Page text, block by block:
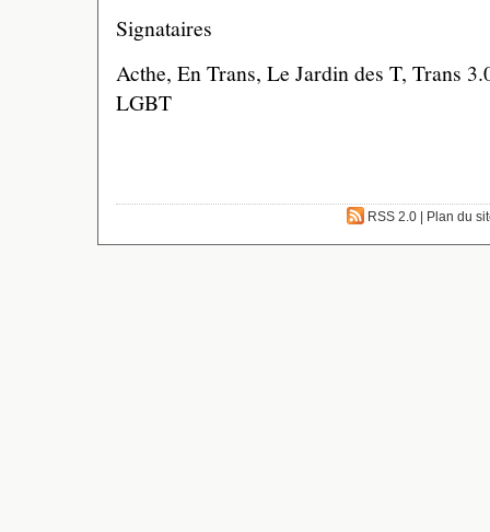
Signataires
Acthe, En Trans, Le Jardin des T, Trans
LGBT
RSS 2.0 | Plan du